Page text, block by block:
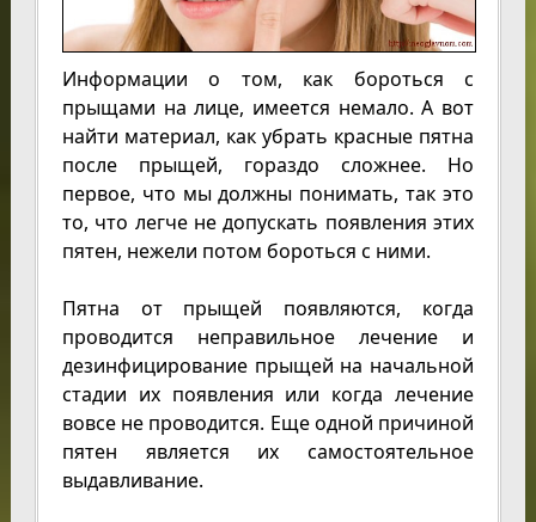
Информации о том, как бороться с
прыщами на лице, имеется немало. А вот
найти материал, как убрать красные пятна
после прыщей, гораздо сложнее. Но
первое, что мы должны понимать, так это
то, что легче не допускать появления этих
пятен, нежели потом бороться с ними.
Пятна от прыщей появляются, когда
проводится неправильное лечение и
дезинфицирование прыщей на начальной
стадии их появления или когда лечение
вовсе не проводится. Еще одной причиной
пятен является их самостоятельное
выдавливание.